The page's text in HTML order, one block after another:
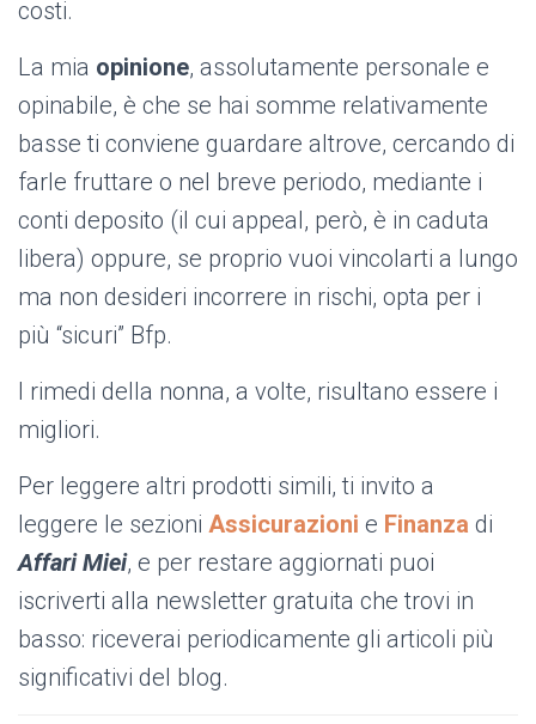
costi.
La mia opinione, assolutamente personale e
opinabile, è che se hai somme relativamente
basse ti conviene guardare altrove, cercando di
farle fruttare o nel breve periodo, mediante i
conti deposito (il cui appeal, però, è in caduta
libera) oppure, se proprio vuoi vincolarti a lungo
ma non desideri incorrere in rischi, opta per i
più “sicuri” Bfp.
I rimedi della nonna, a volte, risultano essere i
migliori.
Per leggere altri prodotti simili, ti invito a
leggere le sezioni Assicurazioni e Finanza di
Affari Miei, e per restare aggiornati puoi
iscriverti alla newsletter gratuita che trovi in
basso: riceverai periodicamente gli articoli più
significativi del blog.